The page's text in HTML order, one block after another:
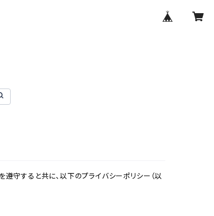
守すると共に、以下のプライバシーポリシー（以